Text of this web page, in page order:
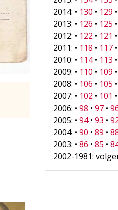
2014: • 130 • 129 •
2013: • 126 • 125 •
2012: • 122 • 121 •
2011: • 118 • 117 •
2010: • 114• 113 •
2009: • 110 • 109 •
2008: • 106 • 105 •
2007: • 102 • 101 •
2006: •98 •97 •
2005: •94•93 •
2004: •90 •89 •
2003: •86 •85 •
2002-1981: